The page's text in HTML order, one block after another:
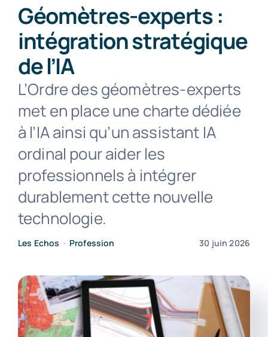
Actualités
Carrière
Contact
Géomètres-experts :
intégration stratégique
de l’IA
L’Ordre des géomètres-experts
met en place une charte dédiée
à l’IA ainsi qu’un assistant IA
ordinal pour aider les
professionnels à intégrer
durablement cette nouvelle
technologie.
Les Echos • Profession 30 juin 2026